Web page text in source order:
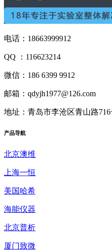
电话：18663999912
QQ ：116623214
微信：186 6399 9912
邮箱：qdyjh1977@126.com
地址：青岛市李沧区青山路
产品导航
北京澳维
上海一恒
美国哈希
海能仪器
北京普析
厦门致微